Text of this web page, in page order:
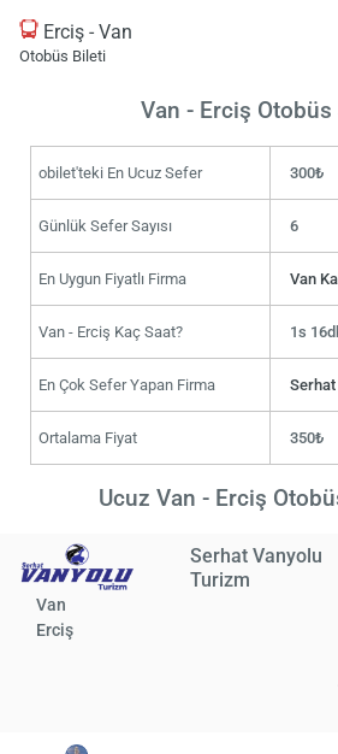
Erciş - Van
Otobüs Bileti
Van - Erciş
obilet'teki En Ucuz Sefer 300₺
Günlük Sefer Sayısı 6
En Uygun Fiyatlı Firma Van
Van - Erciş Kaç Saat? 1s
En Çok Sefer Yapan Firma
Ortalama Fiyat 350₺
Ucuz Van - Erciş
Serhat Vanyolu
Turizm
Van
Erciş